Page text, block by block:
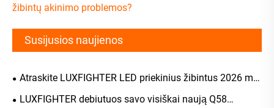
žibintų akinimo problemos?
Susijusios naujienos
Atraskite LUXFIGHTER LED priekinius žibintus 2026 m.
Tokijuje
LUXFIGHTER debiutuos savo visiškai naują Q58